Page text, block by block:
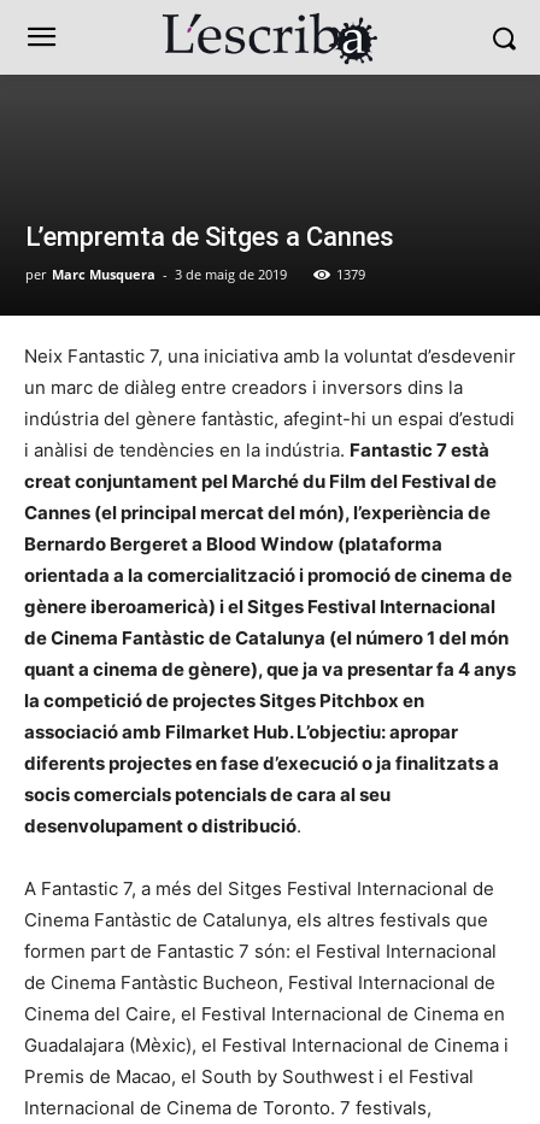
L’empremta de Sitges a Cannes
per Marc Musquera - 3 de maig de 2019 1379
Neix Fantastic 7, una iniciativa amb la voluntat d’esdevenir
un marc de diàleg entre creadors i inversors dins la
indústria del gènere fantàstic, afegint-hi un espai d’estudi
i anàlisi de tendències en la indústria. Fantastic 7 està
creat conjuntament pel Marché du Film del Festival de
Cannes (el principal mercat del món), l’experiència de
Bernardo Bergeret a Blood Window (plataforma
orientada a la comercialització i promoció de cinema de
gènere iberoamericà) i el Sitges Festival Internacional
de Cinema Fantàstic de Catalunya (el número 1 del món
quant a cinema de gènere), que ja va presentar fa 4 anys
la competició de projectes Sitges Pitchbox en
associació amb Filmarket Hub. L’objectiu: apropar
diferents projectes en fase d’execució o ja finalitzats a
socis comercials potencials de cara al seu
desenvolupament o distribució.
A Fantastic 7, a més del Sitges Festival Internacional de
Cinema Fantàstic de Catalunya, els altres festivals que
formen part de Fantastic 7 són: el Festival Internacional
de Cinema Fantàstic Bucheon, Festival Internacional de
Cinema del Caire, el Festival Internacional de Cinema en
Guadalajara (Mèxic), el Festival Internacional de Cinema i
Premis de Macao, el South by Southwest i el Festival
Internacional de Cinema de Toronto. 7 festivals,